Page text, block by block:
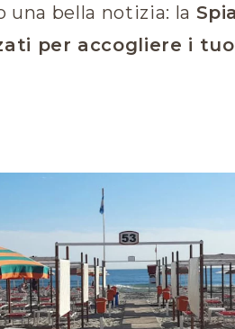
una bella notizia: la
per accogliere i